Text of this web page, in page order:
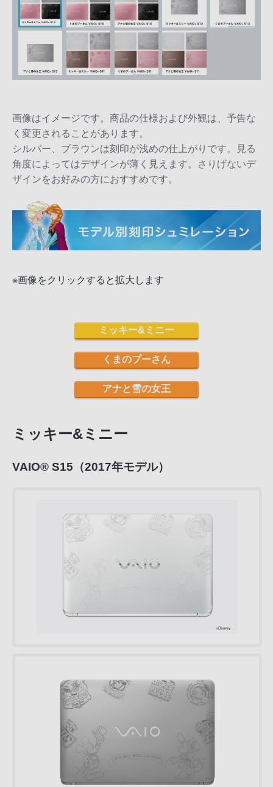
画像はイメージです。商品の仕様および外観は、予告な
く変更されることがあります。
シルバー、ブラウンは刻印が浅めの仕上がりです。見る
角度によってはデザインが薄く見えます。さりげないデ
ザインをお好みの方におすすめです。
※画像をクリックすると拡大します
ミッキー&ミニー
くまのプーさん
アナと雪の女王
ミッキー&ミニー
VAIO® S15（2017年モデル）